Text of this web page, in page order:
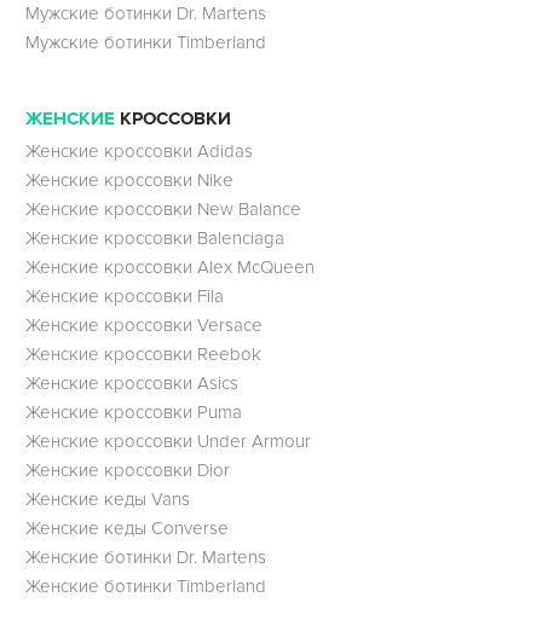
Мужские ботинки Dr. Martens
Мужские ботинки Timberland
ЖЕНСКИЕ КРОССОВКИ
Женские кроссовки Adidas
Женские кроссовки Nike
Женские кроссовки New Balance
Женские кроссовки Balenciaga
Женские кроссовки Alex McQueen
Женские кроссовки Fila
Женские кроссовки Versace
Женские кроссовки Reebok
Женские кроссовки Asics
Женские кроссовки Puma
Женские кроссовки Under Armour
Женские кроссовки Dior
Женские кеды Vans
Женские кеды Converse
Женские ботинки Dr. Martens
Женские ботинки Timberland